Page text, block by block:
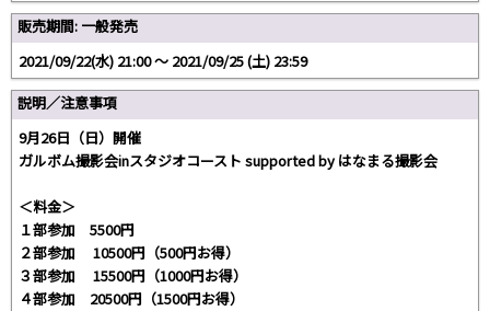
販売期間: 一般発売
2021/09/22(水) 21:00 〜 2021/09/25 (土) 23:59
説明／注意事項
9月26日（日）開催
ガルボム撮影会inスタジオコースト supported by はなまる撮影会
＜料金＞
１部参加 5500円
２部参加 10500円（500円お得）
３部参加 15500円（1000円お得）
４部参加 20500円（1500円お得）